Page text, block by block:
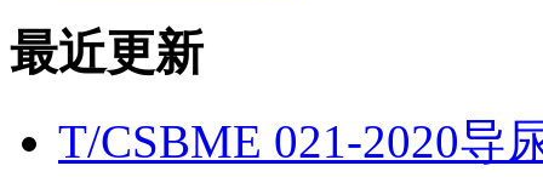
最近更新
T/CSBME 021-2020导